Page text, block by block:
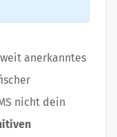
anerkanntes
nicht dein